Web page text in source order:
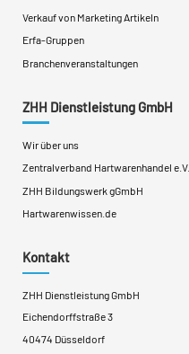
Verkauf von Marketing Artikeln
Erfa-Gruppen
Branchenveranstaltungen
ZHH Dienstleistung GmbH
Wir über uns
Zentralverband Hartwarenhandel e.V.
ZHH Bildungswerk gGmbH
Hartwarenwissen.de
Kontakt
ZHH Dienstleistung GmbH
Eichendorffstraße 3
40474 Düsseldorf